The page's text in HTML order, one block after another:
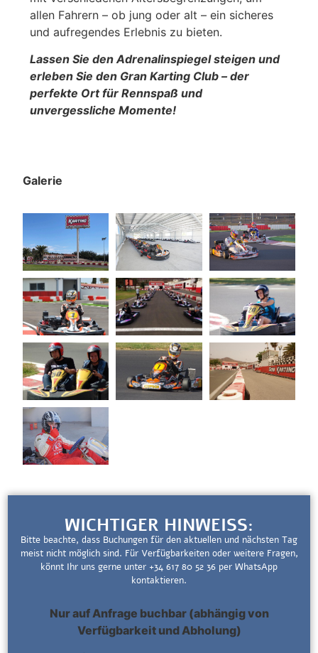
allen Fahrern – ob jung oder alt – ein sicheres
und aufregendes Erlebnis zu bieten.
Lassen Sie den Adrenalinspiegel steigen und
erleben Sie den Gran Karting Club – der
perfekte Ort für Rennspaß und
unvergessliche Momente!
Galerie
WICHTIGER HINWEISS:
Bitte beachte, dass Buchungen für den aktuellen und nächsten Tag
meist nicht möglich sind. Für Verfügbarkeiten oder weitere Fragen,
könnt Ihr uns gerne unter +34 617 80 52 36 per WhatsApp
kontaktieren.
Nur auf Anfrage buchbar (abhängig von
Verfügbarkeit und Abholung)